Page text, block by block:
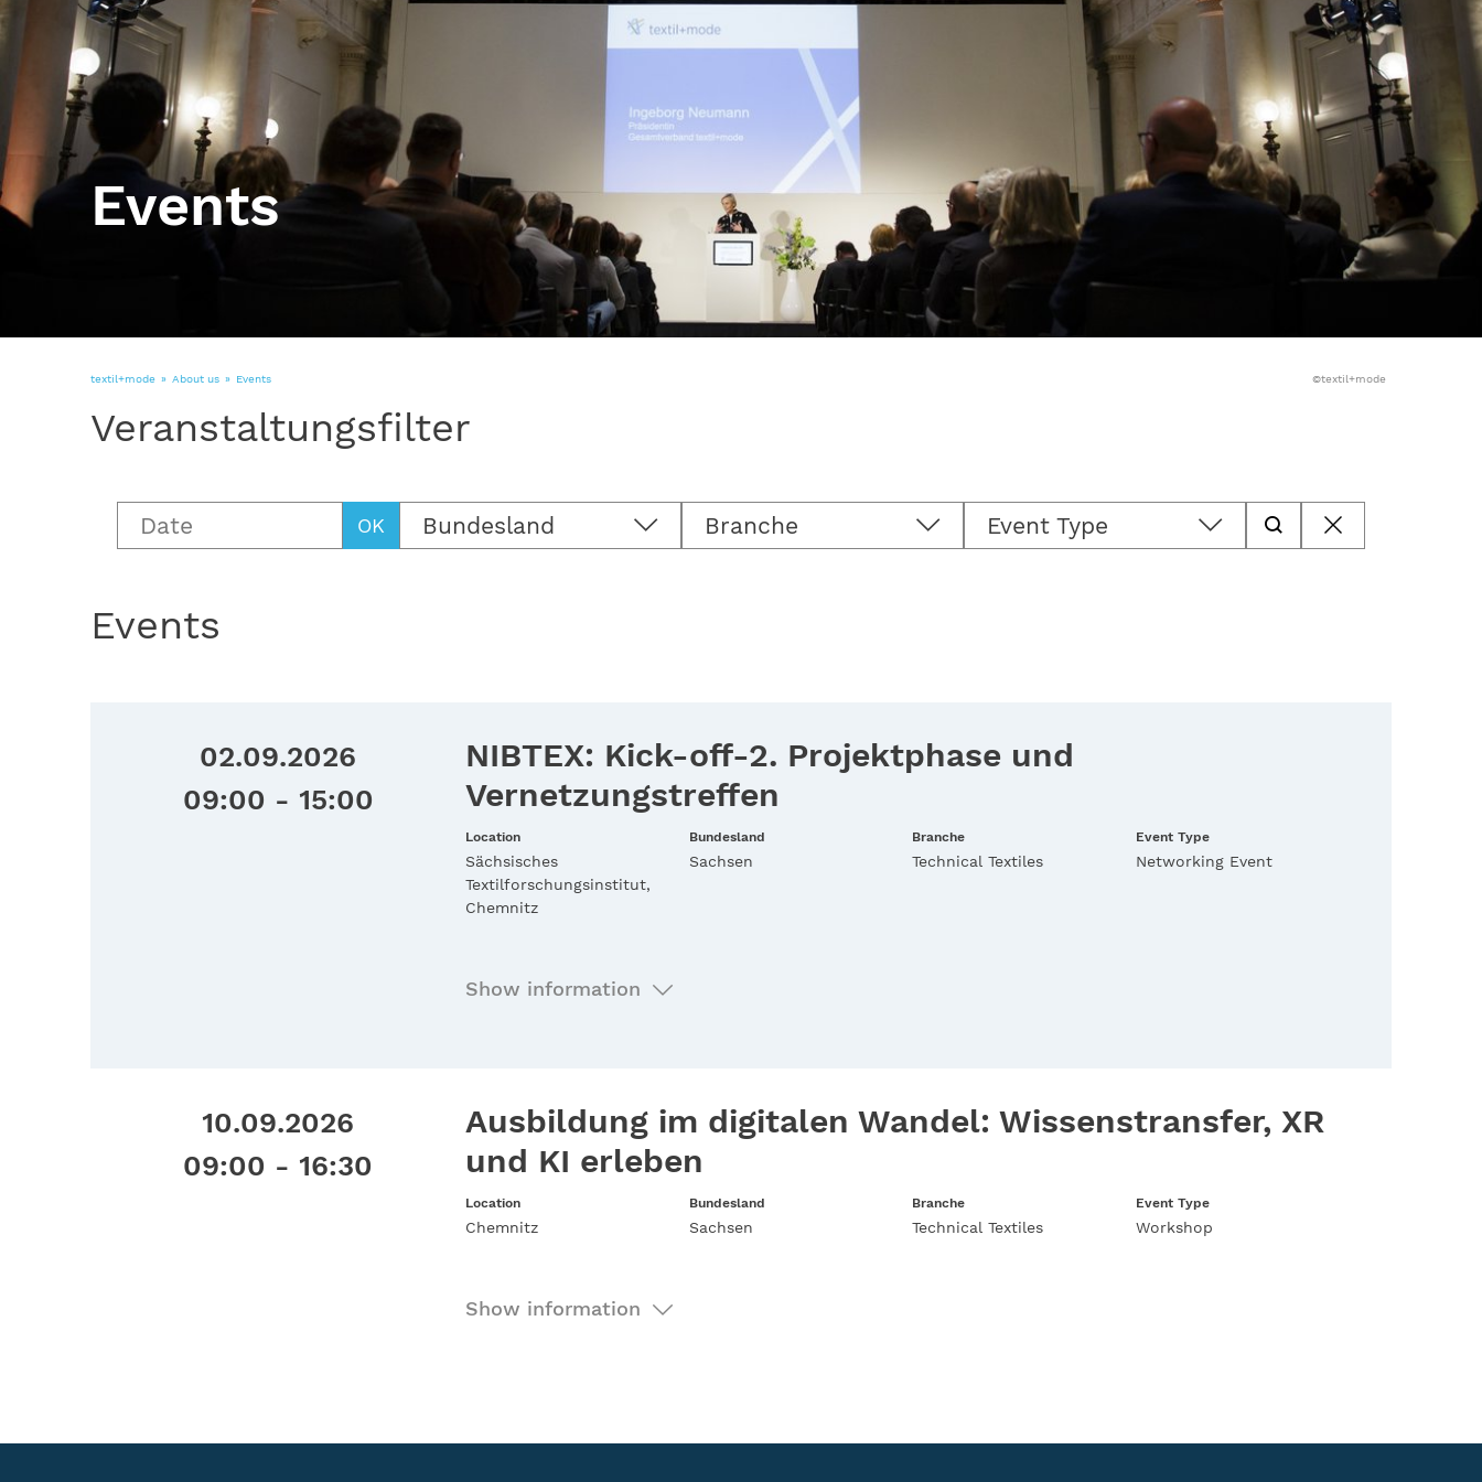
©textil+mode
Events
textil+mode About us Events
Veranstaltungsfilter
OK Bundesland Branche Event Type
Events
02.09.2026
09:00 - 15:00
NIBTEX: Kick-off-2. Projektphase und
Vernetzungstreffen
Location
Sächsisches
Textilforschungsinstitut,
Chemnitz
Bundesland
Sachsen
Branche
Technical Textiles
Event Type
Networking Event
Show information
10.09.2026
09:00 - 16:30
Ausbildung im digitalen Wandel: Wissenstransfer, XR
und KI erleben
Location
Chemnitz
Bundesland
Sachsen
Branche
Technical Textiles
Event Type
Workshop
Show information